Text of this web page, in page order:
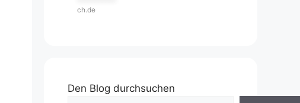
ch.de
Den Blog durchsuchen